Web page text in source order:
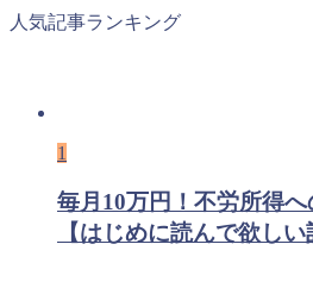
人気記事ランキング
1
毎月10万円！不労所得
【はじめに読んで欲しい